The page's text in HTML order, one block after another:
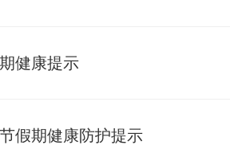
健康提示
假期健康防护提示